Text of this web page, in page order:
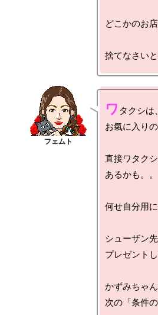
どこかのお
ワ タクシは
お氣に入り
直接ワタク
あるかも。。
何せ自分用に
シューザン
プレゼント
かずみちゃ